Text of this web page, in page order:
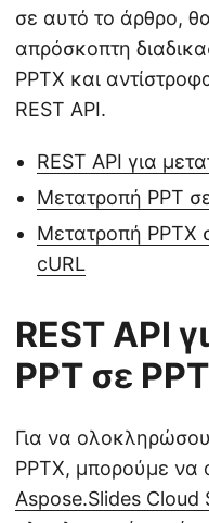
σε αυτό το άρθρο,
απρόσκοπτη
PPTX και
REST API.
REST API για
Μετατροπή PPT
Μετατροπή PPTX
cURL
REST API
PPT σε
Για να
PPTX, μπορούμε να
Aspose.Slides Cloud